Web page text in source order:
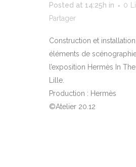
Posted at 14:25h in 0
Partager
Construction et
éléments de
l’exposition Hermès In
Lille.
Production : Hermès
©Atelier 20.12